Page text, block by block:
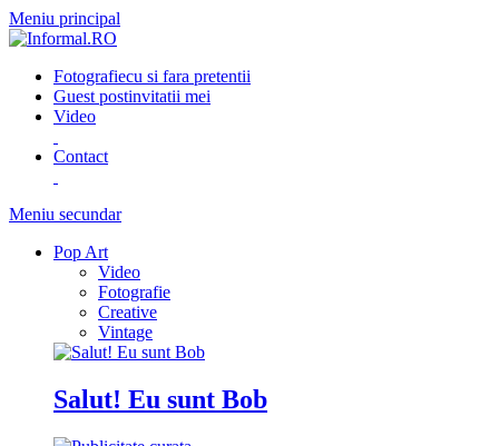
Meniu principal
Fotografiecu si fara pretentii
Guest postinvitatii mei
Video
Contact
Meniu secundar
Pop Art
Video
Fotografie
Creative
Vintage
Salut! Eu sunt Bob